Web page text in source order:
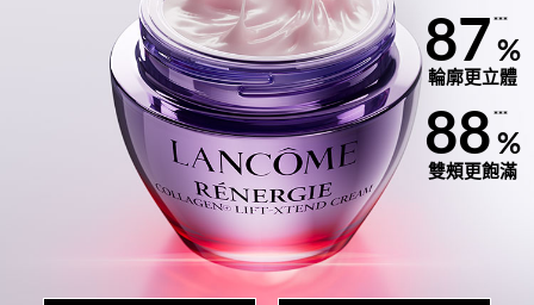
87 ***
%
輪廓更立體
88 ***
%
雙頰更飽滿